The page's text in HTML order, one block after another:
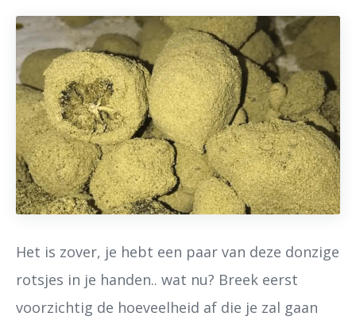
Het is zover, je hebt een paar van deze donzige
rotsjes in je handen.. wat nu? Breek eerst
voorzichtig de hoeveelheid af die je zal gaan